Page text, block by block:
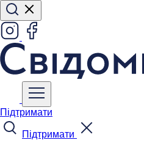
Підтримати
Підтримати